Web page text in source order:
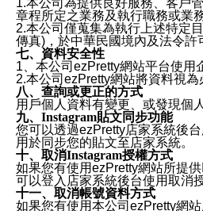
章程所定之業務及執行職務或業
2.本公司僅蒐集為執行上述特定
傳真)，於中華民國境內及法令許
七、資料安全性
1、本公司ezPretty網站平台使用
2.本公司ezPretty網站將資料視
八、查詢或更正的方式
用戶個人資料有變更、或發現個
九、Instagram貼文同步功能
您可以透過ezPretty店家系統後
用於同步您的貼文至店家系統。
十、取消Instagram授權方式
如果您有使用ezPretty網站所提
可以登入店家系統後台使用取消
十一、取消帳號資料方式
如果您有使用本公司ezPretty網